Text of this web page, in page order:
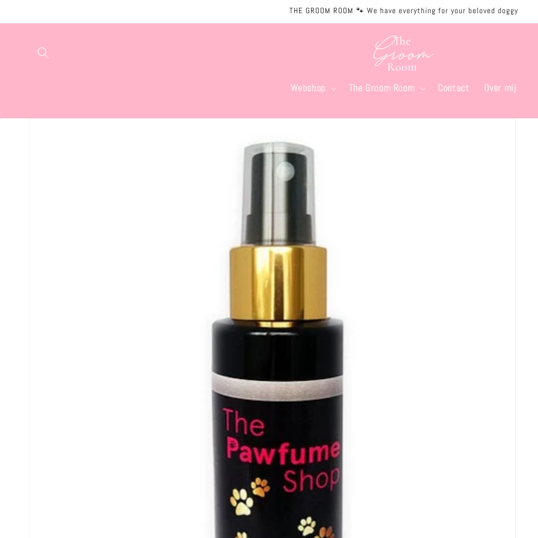
content
THE GROOM ROOM 🐾 We have everything for your beloved doggy
Webshop The Groom Room Contact Over mij
.